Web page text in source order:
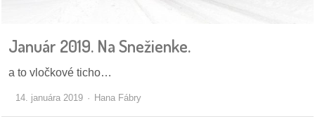
Historický
zákony
Január 2019. Na Snežienke.
a to vločkové ticho…
14. januára 2019 Hana Fábry